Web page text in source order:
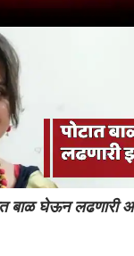
बाळ घेऊन लढणारी